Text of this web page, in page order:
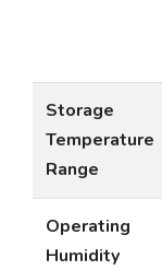
Storage
Temperature
Range
Operating
Humidity